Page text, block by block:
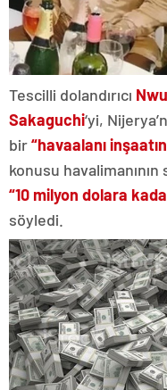
Tescilli dolandırıcı
Sakaguchi‘yi,
bir“havaalanı
konusu havalimanının
“10 milyon dolara
söyledi.